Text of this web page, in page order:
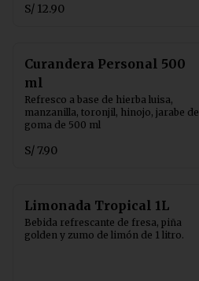
S/ 12.90
Curandera Personal 500
ml
Refresco a base de hierba luisa,
manzanilla, toronjil, hinojo, jarabe de
goma de 500 ml
S/ 7.90
Limonada Tropical 1L
Bebida refrescante de fresa, piña
golden y zumo de limón de 1 litro.